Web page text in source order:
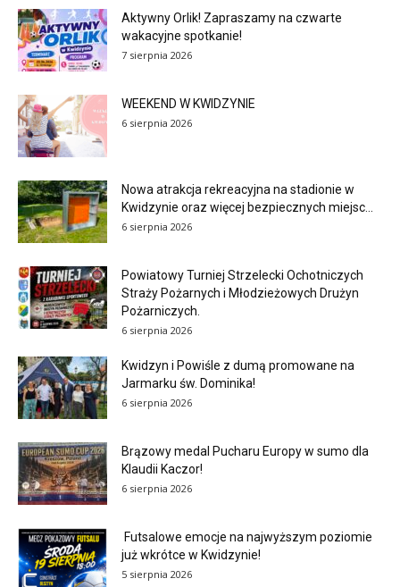
Aktywny Orlik! Zapraszamy na czwarte
wakacyjne spotkanie!
7 sierpnia 2026
WEEKEND W KWIDZYNIE
6 sierpnia 2026
Nowa atrakcja rekreacyjna na stadionie w
Kwidzynie oraz więcej bezpiecznych miejsc...
6 sierpnia 2026
Powiatowy Turniej Strzelecki Ochotniczych
Straży Pożarnych i Młodzieżowych Drużyn
Pożarniczych.
6 sierpnia 2026
Kwidzyn i Powiśle z dumą promowane na
Jarmarku św. Dominika!
6 sierpnia 2026
Brązowy medal Pucharu Europy w sumo dla
Klaudii Kaczor!
6 sierpnia 2026
Futsalowe emocje na najwyższym poziomie
już wkrótce w Kwidzynie!
5 sierpnia 2026